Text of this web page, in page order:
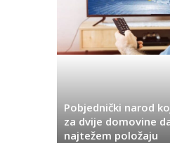
Pobjednički narod
za dvije domovine
najtežem položaju